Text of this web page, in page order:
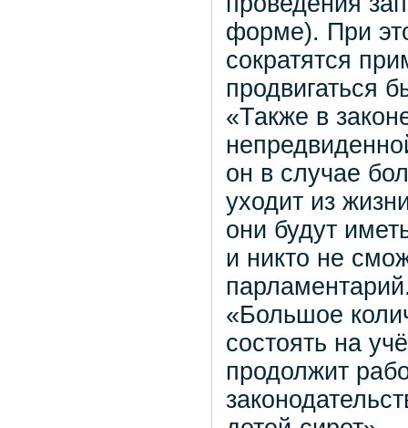
форме). При
сократятся
продвигаться
«Также в
он в случае
уходит из
они будут
и никто не
«Большое
состоять на
продолжит